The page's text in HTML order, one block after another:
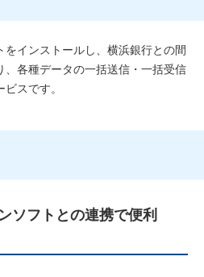
インストールし、横浜銀行との間
、各種データの一括送信・一括受信
スです。
ソフトとの連携で便利